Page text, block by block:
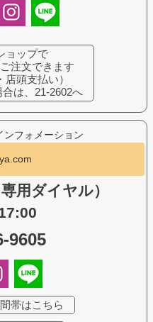
ンフォメーション
用ダイヤル）
9605
帯はこちら
ョップで
注文できます
店頭支払い）
は、21-2602へ